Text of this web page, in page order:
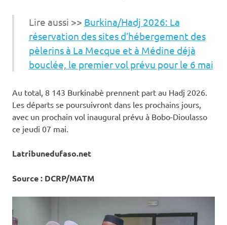
Lire aussi >> Burkina/Hadj 2026: La
réservation des sites d’hébergement des
pèlerins à La Mecque et à Médine déjà
bouclée, le premier vol prévu pour le 6 mai
Au total, 8 143 Burkinabè prennent part au Hadj 2026.
Les départs se poursuivront dans les prochains jours,
avec un prochain vol inaugural prévu à Bobo-Dioulasso
ce jeudi 07 mai.
Latribunedufaso.net
Source : DCRP/MATM